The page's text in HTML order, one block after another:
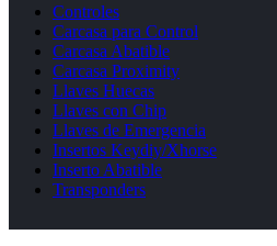
Controles
Carcasa para Control
Carcasa Abatible
Carcasa Proximity
Llaves Huecas
Llaves con Chip
Llaves de Emergencia
Insertos Keydiy/Xhorse
Inserto Abatible
Transponders